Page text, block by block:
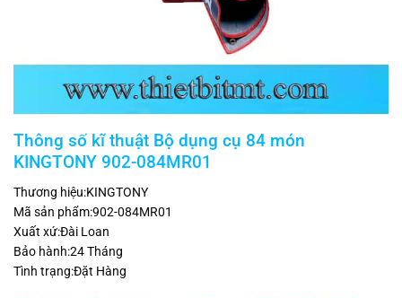
Thông số kĩ thuật Bộ dụng cụ 84 món
KINGTONY 902-084MR01
Thương hiệu:KINGTONY
Mã sản phẩm:902-084MR01
Xuất xứ:Đài Loan
Bảo hành:24 Tháng
Tình trạng:Đặt Hàng